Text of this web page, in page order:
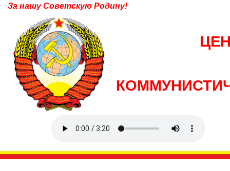
За нашу Советскую Родину!